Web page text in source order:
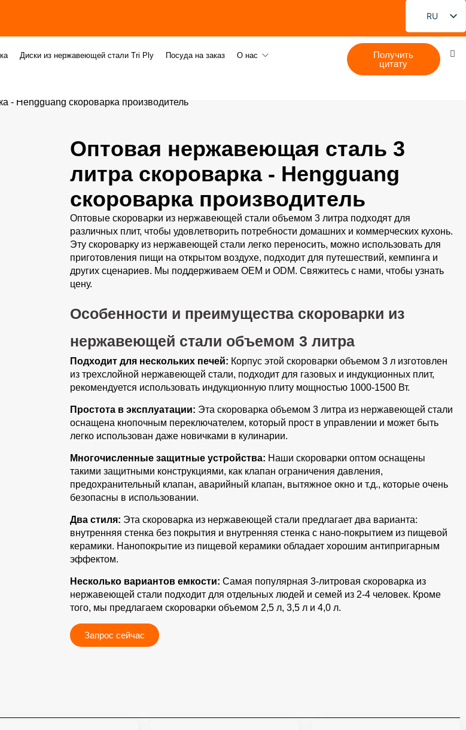
RU
EN
DE
Диски из нержавеющей стали Tri Ply Посуда на заказ О нас
Получить
цитату
- Hengguang скороварка производитель
Оптовая нержавеющая сталь 3
литра скороварка - Hengguang
скороварка производитель
Оптовые скороварки из нержавеющей стали объемом 3 литра подходят для
различных плит, чтобы удовлетворить потребности домашних и коммерческих кухонь.
Эту скороварку из нержавеющей стали легко переносить, можно использовать для
приготовления пищи на открытом воздухе, подходит для путешествий, кемпинга и
других сценариев. Мы поддерживаем OEM и ODM. Свяжитесь с нами, чтобы узнать
цену.
Особенности и преимущества скороварки из
нержавеющей стали объемом 3 литра
Подходит для нескольких печей: Корпус этой скороварки объемом 3 л изготовлен
из трехслойной нержавеющей стали, подходит для газовых и индукционных плит,
рекомендуется использовать индукционную плиту мощностью 1000-1500 Вт.
Простота в эксплуатации: Эта скороварка объемом 3 литра из нержавеющей стали
оснащена кнопочным переключателем, который прост в управлении и может быть
легко использован даже новичками в кулинарии.
Многочисленные защитные устройства: Наши скороварки оптом оснащены
такими защитными конструкциями, как клапан ограничения давления,
предохранительный клапан, аварийный клапан, вытяжное окно и т.д., которые очень
безопасны в использовании.
Два стиля: Эта скороварка из нержавеющей стали предлагает два варианта:
внутренняя стенка без покрытия и внутренняя стенка с нано-покрытием из пищевой
керамики. Нанопокрытие из пищевой керамики обладает хорошим антипригарным
эффектом.
Несколько вариантов емкости: Самая популярная 3-литровая скороварка из
нержавеющей стали подходит для отдельных людей и семей из 2-4 человек. Кроме
того, мы предлагаем скороварки объемом 2,5 л, 3,5 л и 4,0 л.
Запрос сейчас